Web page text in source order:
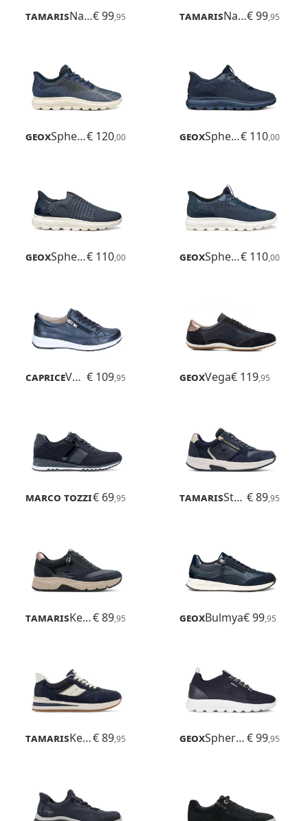
Tamaris Nakja€ 99,95 Tamaris Nakja€ 99,95
Geox Spherica Plus Wr€ 120,00 Geox Spherica Plus€ 110,00
Geox Spherica Plus€ 110,00 Geox Spherica Plus€ 110,00
Caprice Vera € 109,95 GeoxVega€ 119,95
Marco Tozzi Bonallo
€ 69,95 Tamaris Stefania € 89,95
Tamaris Kelly€ 89,95 GeoxBulmya€ 99,95
Tamaris Kelly€ 89,95 Geox Spherica€ 99,95